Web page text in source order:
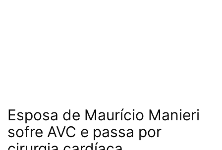
Esposa de Maurício Manieri
sofre AVC e passa por